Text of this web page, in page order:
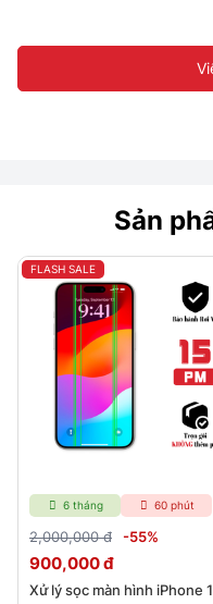
Sản
FLASH SALE
6 tháng 60 phút
2,000,000 đ -55%
900,000 đ
Xử lý sọc màn hình iPhone